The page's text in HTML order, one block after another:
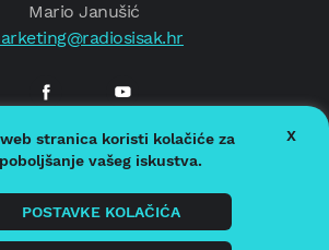
Mario Janušić
© 2026.Radio Sisak
Politika privatnosti
Politika kolačića
Impressum
stranica koristi kolačiće za
poboljšanje vašeg iskustva.
POSTAVKE KOLAČIĆA
X